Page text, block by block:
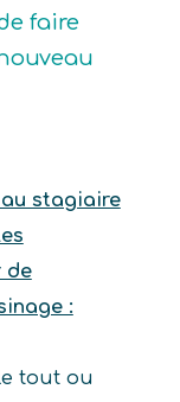
faire
stagiaire
de
:
tout ou